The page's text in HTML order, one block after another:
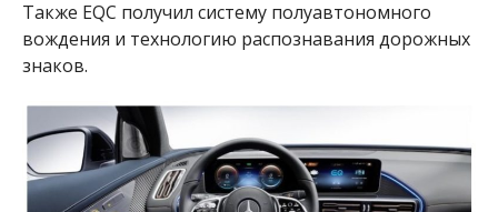
Также EQC получил систему полуавтономного
вождения и технологию распознавания дорожных
знаков.